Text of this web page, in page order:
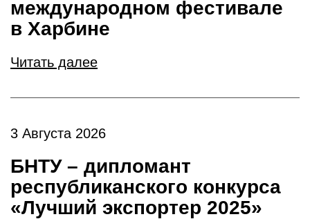
международном фестивале
в Харбине
Читать далее
3 Августа 2026
БНТУ – дипломант
республиканского конкурса
«Лучший экспортер 2025»